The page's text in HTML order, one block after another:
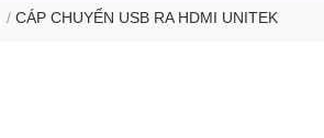
/ CÁP CHUYỂN USB RA HDMI UNITEK